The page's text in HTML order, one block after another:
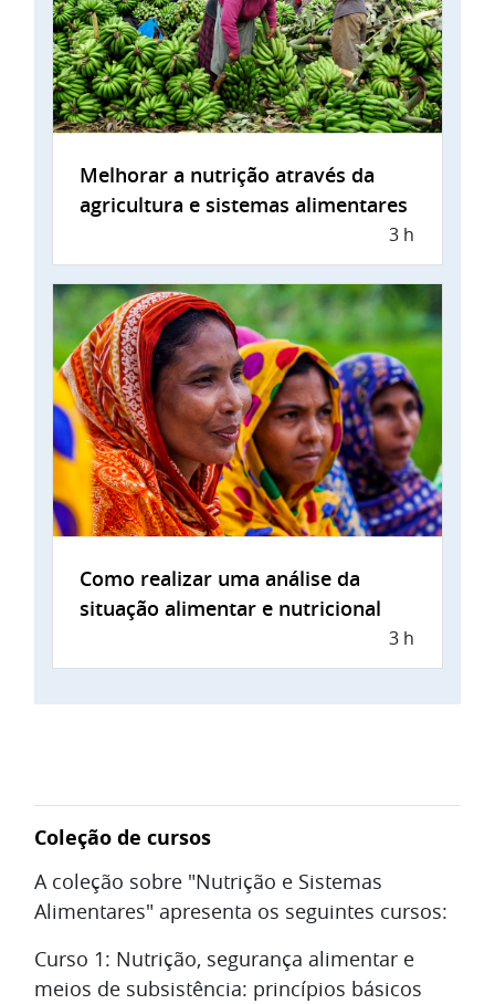
Melhorar a nutrição através da
agricultura e sistemas alimentares
3 h
Como realizar uma análise da
situação alimentar e nutricional
3 h
Coleção de cursos
A coleção sobre "Nutrição e Sistemas
Alimentares" apresenta os seguintes cursos:
Curso 1: Nutrição, segurança alimentar e
meios de subsistência: princípios básicos